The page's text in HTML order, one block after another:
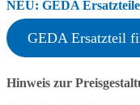
NEU: GEDA
GEDA Ersatzteil
Hinweis zur